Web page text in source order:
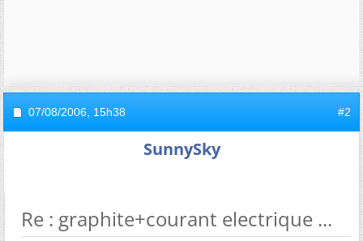
07/08/2006, 15h38 #2
SunnySky
Re : graphite+courant electrique ...